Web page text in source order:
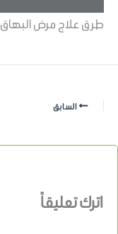
طرق علاج مرض البهاق
السابق
اترك تعليقاً